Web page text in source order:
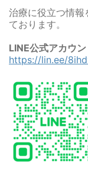
治療に役立つ情報
ております。
LINE公式アカウ
https://lin.ee/